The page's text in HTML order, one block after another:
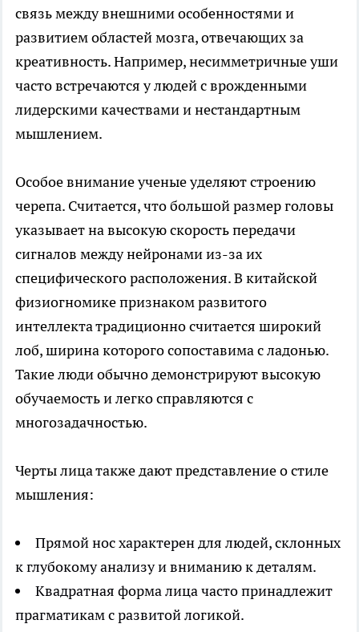
связь между внешними особенностями и
развитием областей мозга, отвечающих за
креативность. Например, несимметричные уши
часто встречаются у людей с врожденными
лидерскими качествами и нестандартным
мышлением.
Особое внимание ученые уделяют строению
черепа. Считается, что большой размер головы
указывает на высокую скорость передачи
сигналов между нейронами из-за их
специфического расположения. В китайской
физиогномике признаком развитого
интеллекта традиционно считается широкий
лоб, ширина которого сопоставима с ладонью.
Такие люди обычно демонстрируют высокую
обучаемость и легко справляются с
многозадачностью.
Черты лица также дают представление о стиле
мышления:
Прямой нос характерен для людей, склонных
к глубокому анализу и вниманию к деталям.
Квадратная форма лица часто принадлежит
прагматикам с развитой логикой.